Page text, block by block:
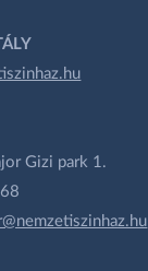
Gizi park 1.